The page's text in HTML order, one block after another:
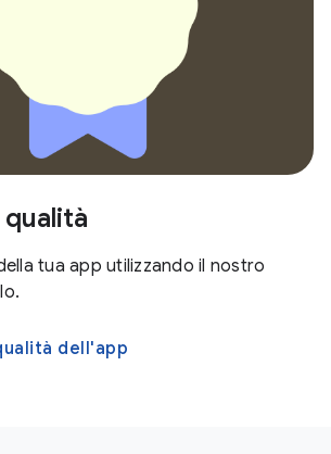
tua app utilizzando il nostro
dell'app